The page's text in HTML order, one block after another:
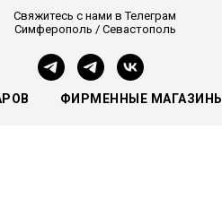
Свяжитесь с нами в Телеграм
Симферополь / Севастополь
ФИРМЕННЫЕ МАГАЗИНЫ